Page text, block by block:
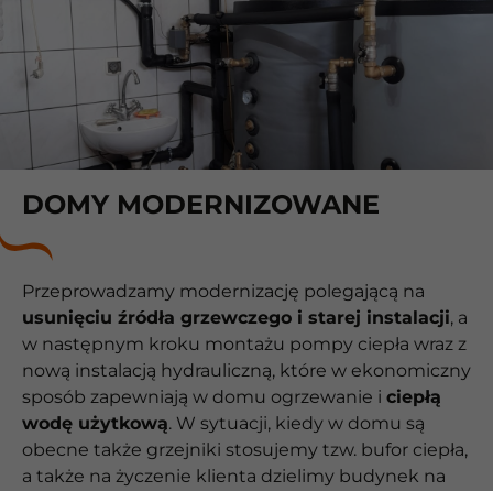
DOMY MODERNIZOWANE
Przeprowadzamy modernizację polegającą na
usunięciu źródła grzewczego i starej instalacji, a
w następnym kroku montażu pompy ciepła wraz z
nową instalacją hydrauliczną, które w ekonomiczny
sposób zapewniają w domu ogrzewanie i ciepłą
wodę użytkową. W sytuacji, kiedy w domu są
obecne także grzejniki stosujemy tzw. bufor ciepła,
a także na życzenie klienta dzielimy budynek na